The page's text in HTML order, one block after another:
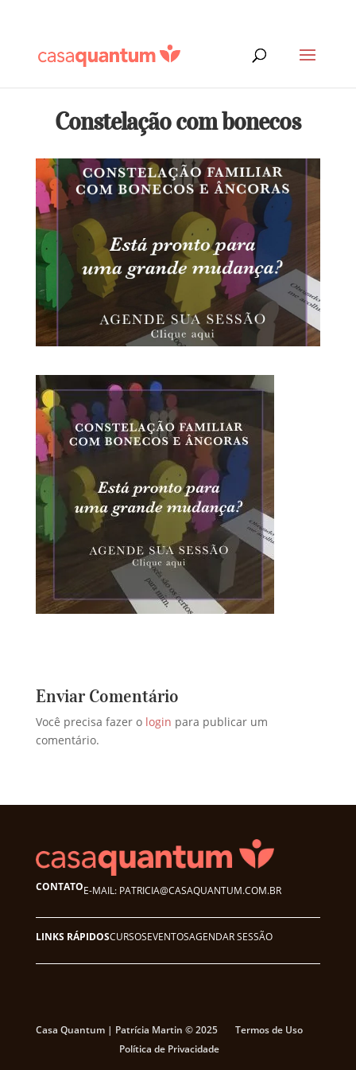
Constelação com bonecos
Enviar Comentário
Você precisa fazer o login para publicar um
comentário.
CONTATOE-MAIL: PATRICIA@CASAQUANTUM.COM.BR
LINKS RÁPIDOSCURSOSEVENTOSAGENDAR SESSÃO
Casa Quantum | Patrícia Martin © 2025
Termos de Uso
Política de Privacidade